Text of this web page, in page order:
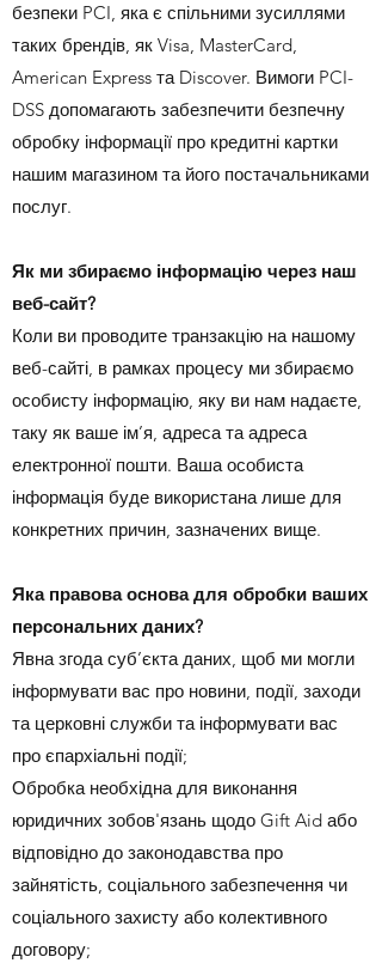
безпеки PCI, яка є спільними зусиллями
таких брендів, як Visa, MasterCard,
American Express та Discover. Вимоги PCI-
DSS допомагають забезпечити безпечну
обробку інформації про кредитні картки
нашим магазином та його постачальниками
послуг.
Як ми збираємо інформацію через наш
веб-сайт?
Коли ви проводите транзакцію на нашому
веб-сайті, в рамках процесу ми збираємо
особисту інформацію, яку ви нам надаєте,
таку як ваше ім’я, адреса та адреса
електронної пошти. Ваша особиста
інформація буде використана лише для
конкретних причин, зазначених вище.
Яка правова основа для обробки ваших
персональних даних?
Явна згода суб’єкта даних, щоб ми могли
інформувати вас про новини, події, заходи
та церковні служби та інформувати вас
про єпархіальні події;
Обробка необхідна для виконання
юридичних зобов'язань щодо Gift Aid або
відповідно до законодавства про
зайнятість, соціального забезпечення чи
соціального захисту або колективного
договору;